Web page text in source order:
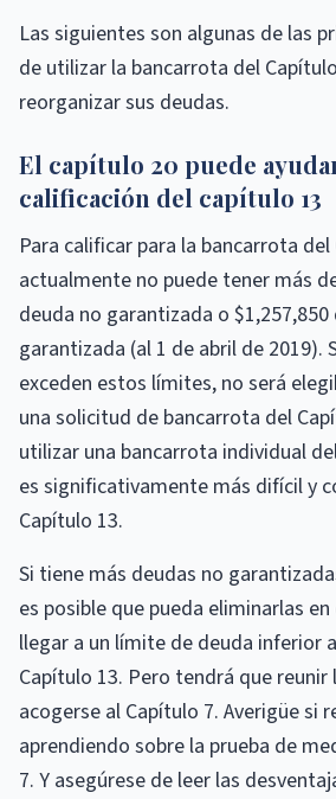
Las siguientes son algunas de las
de utilizar la bancarrota del
reorganizar sus deudas.
El capítulo 20 puede
calificación del capítulo 13
Para calificar para la bancarrota
actualmente no puede tener más
deuda no garantizada o $1,257,850
garantizada (al 1 de abril de 2019).
exceden estos límites, no será
una solicitud de bancarrota del
utilizar una bancarrota individual
es significativamente más difícil y
Capítulo 13.
Si tiene más deudas no
es posible que pueda eliminarlas
llegar a un límite de deuda inferior
Capítulo 13. Pero tendrá que
acogerse al Capítulo 7. Averigüe si
aprendiendo sobre la prueba de
7. Y asegúrese de leer las